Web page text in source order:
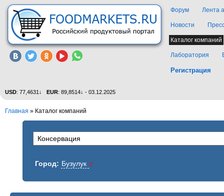
Форум Лента
Новости
Каталог компаний
Лаборатория
Регистрация
USD: 77,4631↓ EUR: 89,8514↓ - 03.12.2025
Главная » Каталог компаний
Город: Бузулук x